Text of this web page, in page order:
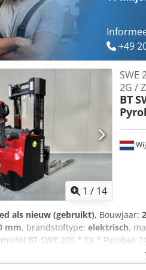
+49
1 / 14
SWE
2G /
BT
als nieuw (gebruikt), Bouwjaar:
mm, brandstoftype: elektrisch,
SWE 200 * EX * Pyroban
Mast:2W2150 Lowered
hours Capacity: NEW * 24v